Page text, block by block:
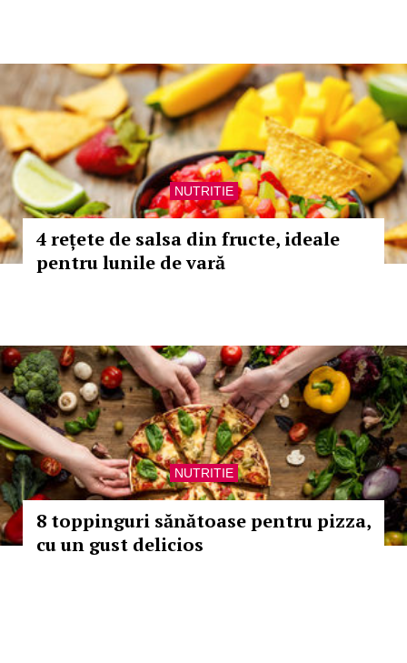
NUTRITIE
4 rețete de salsa din fructe, ideale
pentru lunile de vară
NUTRITIE
8 toppinguri sănătoase pentru pizza,
cu un gust delicios